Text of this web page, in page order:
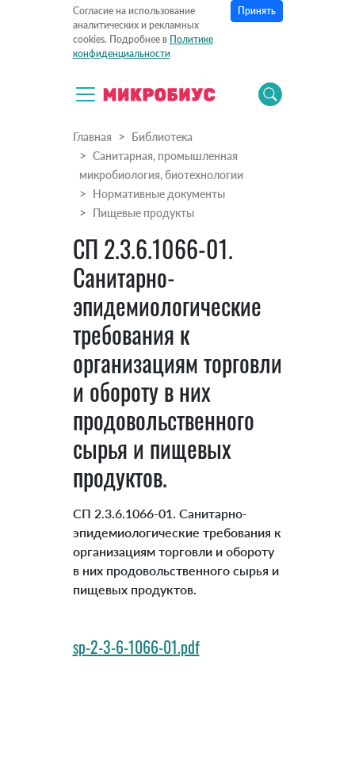
Согласие на использование
аналитических и рекламных
cookies. Подробнее в Политике
конфиденциальности
Принять
Главная
Библиотека
Санитарная, промышленная
микробиология, биотехнологии
Нормативные документы
Пищевые продукты
СП 2.3.6.1066-01.
Санитарно-
эпидемиологические
требования к
организациям торговли
и обороту в них
продовольственного
сырья и пищевых
продуктов.
СП 2.3.6.1066-01. Санитарно-
эпидемиологические требования к
организациям торговли и обороту
в них продовольственного сырья и
пищевых продуктов.
sp-2-3-6-1066-01.pdf